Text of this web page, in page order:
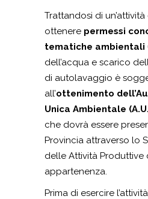
Trattandosi di
ottenere permessi
tematiche ambientali
dell’acqua e scarico
di autolavaggio è
all’ottenimento
Unica Ambientale
che dovrà essere
Provincia attraverso lo
delle Attività Produttive
appartenenza.
Prima di esercire